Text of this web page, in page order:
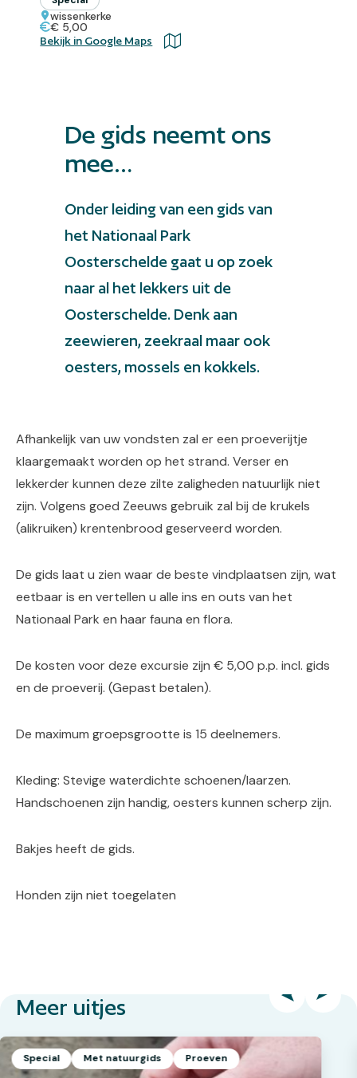
wissenkerke
€ 5,00
Bekijk in Google Maps
De gids neemt ons
mee…
Onder leiding van een gids van
het Nationaal Park
Oosterschelde gaat u op zoek
naar al het lekkers uit de
Oosterschelde. Denk aan
zeewieren, zeekraal maar ook
oesters, mossels en kokkels.
Afhankelijk van uw vondsten zal er een proeverijtje
klaargemaakt worden op het strand. Verser en
lekkerder kunnen deze zilte zaligheden natuurlijk niet
zijn. Volgens goed Zeeuws gebruik zal bij de krukels
(alikruiken) krentenbrood geserveerd worden.
De gids laat u zien waar de beste vindplaatsen zijn, wat
eetbaar is en vertellen u alle ins en outs van het
Nationaal Park en haar fauna en flora.
De kosten voor deze excursie zijn € 5,00 p.p. incl. gids
en de proeverij. (Gepast betalen).
De maximum groepsgrootte is 15 deelnemers.
Kleding: Stevige waterdichte schoenen/laarzen.
Handschoenen zijn handig, oesters kunnen scherp zijn.
Bakjes heeft de gids.
Honden zijn niet toegelaten
Meer uitjes
Special Met natuurgids Proeven